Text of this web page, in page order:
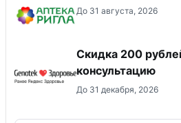
До 31 августа, 2026
Скидка 200
консультацию
До 31 декабря, 2026